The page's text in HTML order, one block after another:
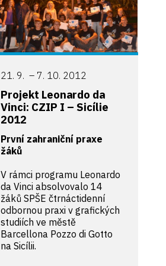
21. 9. – 7. 10. 2012
Projekt Leonardo da
Vinci: CZIP I – Sicílie
2012
První zahraniční praxe
žáků
V rámci programu Leonardo
da Vinci absolvovalo 14
žáků SPŠE čtrnáctidenní
odbornou praxi v grafických
studiích ve městě
Barcellona Pozzo di Gotto
na Sicílii.